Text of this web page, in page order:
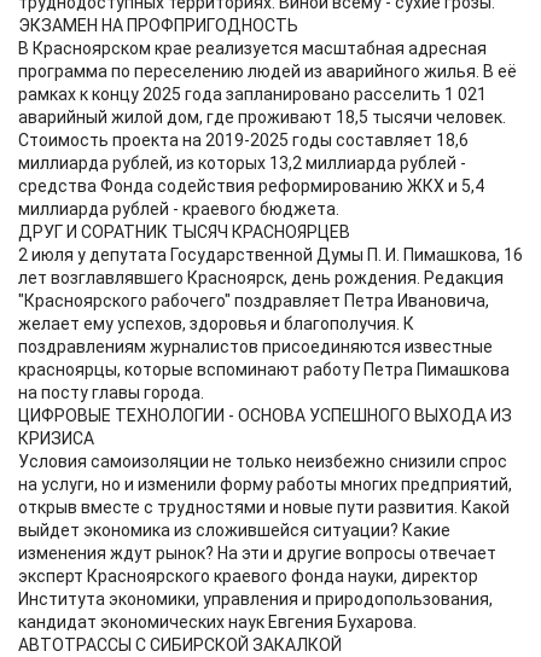
ЭКЗАМЕН НА ПРОФПРИГОДНОСТЬ
В Красноярском крае реализуется масштабная адресная
программа по переселению людей из аварийного жилья. В её
рамках к концу 2025 года запланировано расселить 1 021
аварийный жилой дом, где проживают 18,5 тысячи человек.
Стоимость проекта на 2019-2025 годы составляет 18,6
миллиарда рублей, из которых 13,2 миллиарда рублей -
средства Фонда содействия реформированию ЖКХ и 5,4
миллиарда рублей - краевого бюджета.
ДРУГ И СОРАТНИК ТЫСЯЧ КРАСНОЯРЦЕВ
2 июля у депутата Государственной Думы П. И. Пимашкова, 16
лет возглавлявшего Красноярск, день рождения. Редакция
"Красноярского рабочего" поздравляет Петра Ивановича,
желает ему успехов, здоровья и благополучия. К
поздравлениям журналистов присоединяются известные
красноярцы, которые вспоминают работу Петра Пимашкова
на посту главы города.
ЦИФРОВЫЕ ТЕХНОЛОГИИ - ОСНОВА УСПЕШНОГО ВЫХОДА ИЗ
КРИЗИСА
Условия самоизоляции не только неизбежно снизили спрос
на услуги, но и изменили форму работы многих предприятий,
открыв вместе с трудностями и новые пути развития. Какой
выйдет экономика из сложившейся ситуации? Какие
изменения ждут рынок? На эти и другие вопросы отвечает
эксперт Красноярского краевого фонда науки, директор
Института экономики, управления и природопользования,
кандидат экономических наук Евгения Бухарова.
АВТОТРАССЫ С СИБИРСКОЙ ЗАКАЛКОЙ